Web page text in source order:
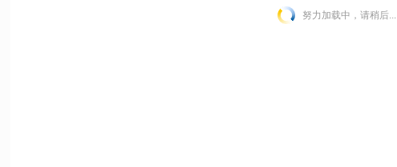
努力加载中，请稍后...